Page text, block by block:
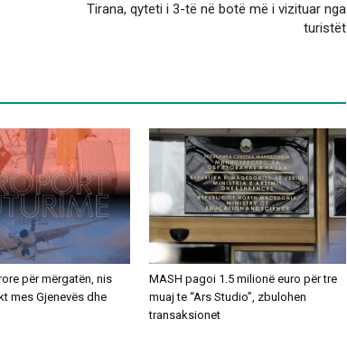
Tirana, qyteti i 3-të në botë më i vizituar nga
turistët
për mërgatën, nis
mes Gjenevës dhe
MASH pagoi 1.5 milionë euro për tre
muaj te “Ars Studio”, zbulohen
transaksionet